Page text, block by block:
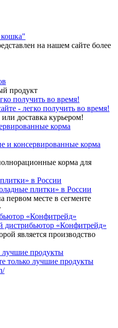
на нашем сайте более
продукт
- легко получить во время!
доставка курьером!
и консервированные корма
корма для
плитки» в России
первом месте в сегменте
«Конфитрейд»
является производство
только лучшие продукты